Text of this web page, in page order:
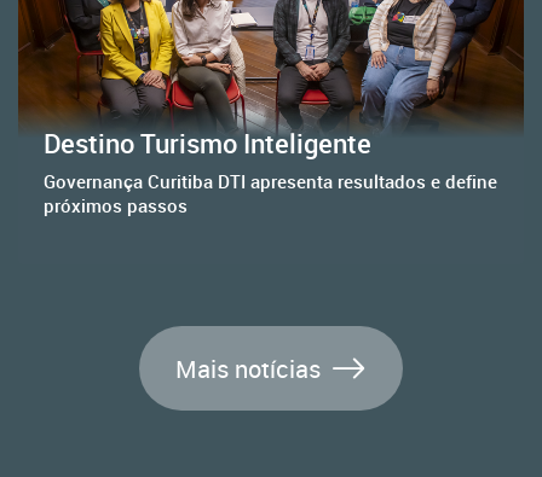
Destino Turismo Inteligente
Governança Curitiba DTI apresenta resultados e define
próximos passos
Mais notícias